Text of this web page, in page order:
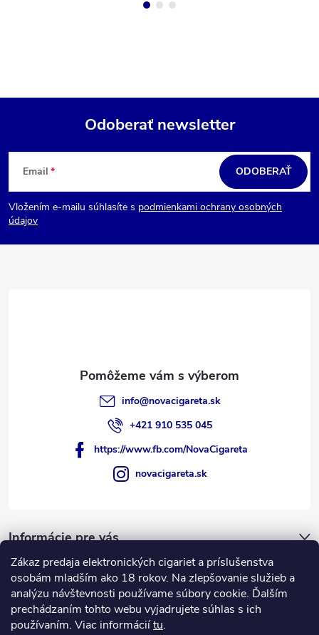
Zákaz predaja elektronických cigariet a príslušenstva
osobám mladším ako 18 rokov. Na zlepšovanie služieb a
analýzu návštevnosti používame súbory cookie. Ďalším
prechádzaním tohto webu vyjadrujete súhlas s ich
používaním. Viac informáciítu.
Z
p
t
Odoberať newsletter
Email
Vložením e-mailu súhlasíte s podmienkami ochrany osobných
údajov
ODOBERAŤ
Informácie pre vás
Nákupný košík
0 KS /€0
info@novacigareta.sk
+421 910 535 045
https://www.fb.com/NovaCigareta
novacigareta.sk